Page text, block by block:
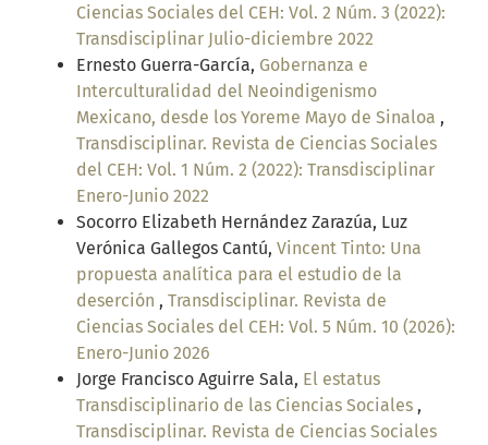
Ciencias Sociales del CEH: Vol. 2 Núm. 3 (2022):
Transdisciplinar Julio-diciembre 2022
Ernesto Guerra-García, Gobernanza e
Interculturalidad del Neoindigenismo
Mexicano, desde los Yoreme Mayo de Sinaloa ,
Transdisciplinar. Revista de Ciencias Sociales
del CEH: Vol. 1 Núm. 2 (2022): Transdisciplinar
Enero-Junio 2022
Socorro Elizabeth Hernández Zarazúa, Luz
Verónica Gallegos Cantú, Vincent Tinto: Una
propuesta analítica para el estudio de la
deserción , Transdisciplinar. Revista de
Ciencias Sociales del CEH: Vol. 5 Núm. 10 (2026):
Enero-Junio 2026
Jorge Francisco Aguirre Sala, El estatus
Transdisciplinario de las Ciencias Sociales ,
Transdisciplinar. Revista de Ciencias Sociales